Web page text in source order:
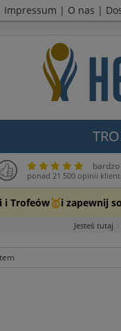
Impressum | O nas |
ponad 21 500 opinii
i Trofeów🥇i zapewnij
Jesteś tutaj